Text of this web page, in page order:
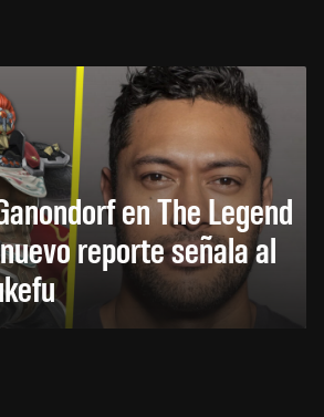
en The Legend
reporte señala al